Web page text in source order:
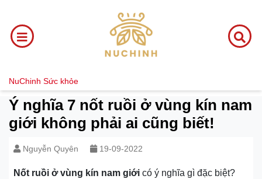
NuChinh Sức khỏe
Ý nghĩa 7 nốt ruồi ở vùng kín nam
giới không phải ai cũng biết!
Nguyễn Quyên 19-09-2022
Nốt ruồi ở vùng kín nam giới có ý nghĩa gì đặc biệt?